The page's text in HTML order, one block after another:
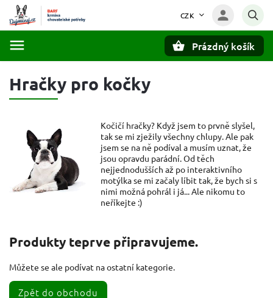
CZK
Prázdný košík
Hračky pro kočky
Kočičí hračky? Když jsem to prvně slyšel,
tak se mi zježily všechny chlupy. Ale pak
jsem se na ně podíval a musím uznat, že
jsou opravdu parádní. Od těch
nejjednodušších až po interaktivního
motýlka se mi začaly líbit tak, že bych si s
nimi možná pohrál i já... Ale nikomu to
neříkejte :)
Produkty teprve připravujeme.
Můžete se ale podívat na ostatní kategorie.
Zpět do obchodu